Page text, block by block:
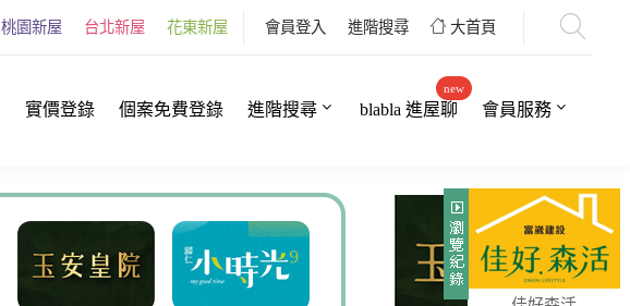
桃園新屋 台北新屋 花東新屋 會員登入 進階搜尋 大首頁
實價登錄 個案免費登錄 進階搜尋 blabla 進屋聊
new
會員服務